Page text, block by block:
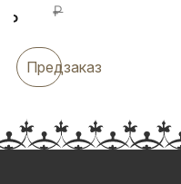
₽
₽
Предзаказ